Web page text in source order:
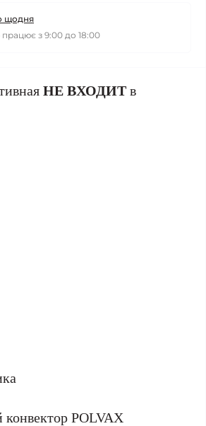
щодня
з 9:00 до 18:00
НЕ ВХОДИТ в
POLVAX